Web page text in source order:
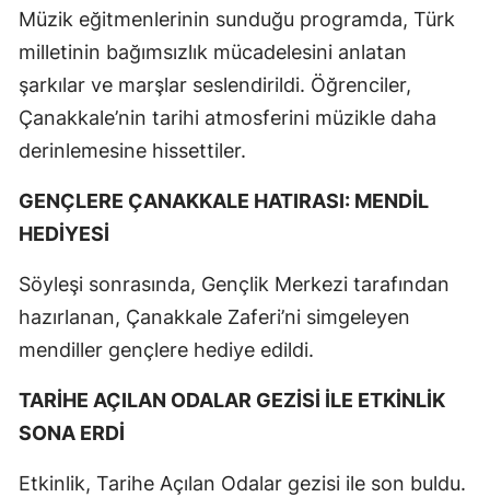
Müzik eğitmenlerinin sunduğu programda, Türk
milletinin bağımsızlık mücadelesini anlatan
şarkılar ve marşlar seslendirildi. Öğrenciler,
Çanakkale’nin tarihi atmosferini müzikle daha
derinlemesine hissettiler.
GENÇLERE ÇANAKKALE HATIRASI: MENDİL
HEDİYESİ
Söyleşi sonrasında, Gençlik Merkezi tarafından
hazırlanan, Çanakkale Zaferi’ni simgeleyen
mendiller gençlere hediye edildi.
TARİHE AÇILAN ODALAR GEZİSİ İLE ETKİNLİK
SONA ERDİ
Etkinlik, Tarihe Açılan Odalar gezisi ile son buldu.